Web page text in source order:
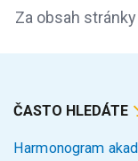
Za obsah
ČASTO HLEDÁTE
Harmonogram